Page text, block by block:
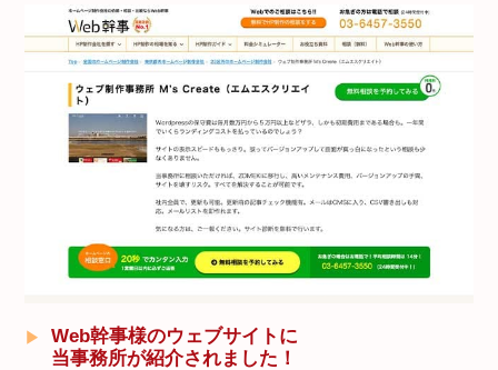
Web幹事様のウェブサイトに
当事務所が紹介されました！